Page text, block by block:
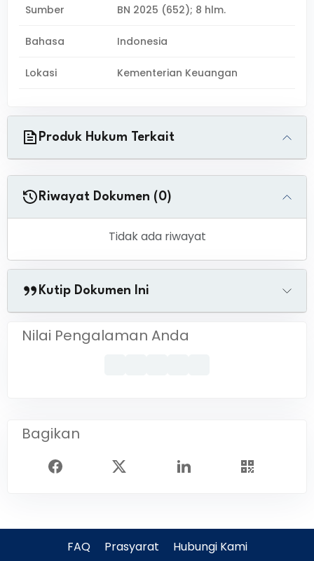
Sumber BN 2025 (652); 8 hlm.
Bahasa Indonesia
Lokasi Kementerian Keuangan
Produk Hukum Terkait
Riwayat Dokumen (0)
Tidak ada riwayat
Kutip Dokumen Ini
Nilai Pengalaman Anda
Bagikan
FAQ Prasyarat Hubungi Kami